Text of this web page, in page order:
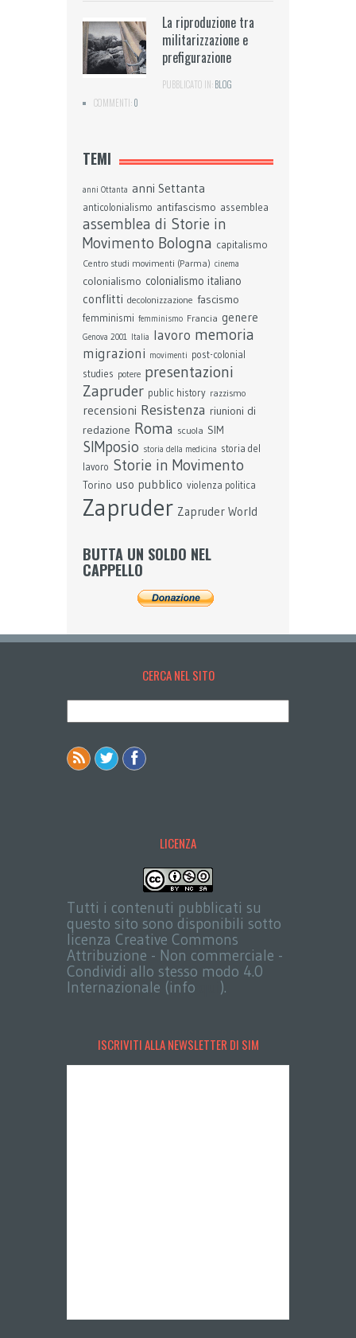
La riproduzione tra
militarizzazione e
prefigurazione
PUBBLICATO IN:BLOG
COMMENTI:0
TEMI
anni Ottanta anni Settanta
anticolonialismo antifascismo assemblea
assemblea di Storie in
Movimento Bologna capitalismo
Centro studi movimenti (Parma) cinema
colonialismo colonialismo italiano
conflitti decolonizzazione fascismo
femminismi femminismo Francia genere
Genova 2001 Italia lavoro memoria
migrazioni movimenti post-colonial
studies potere presentazioni
Zapruder public history razzismo
recensioni Resistenza riunioni di
redazione Roma scuola SIM
SIMposio storia della medicina storia del
lavoro Storie in Movimento
Torino uso pubblico violenza politica
Zapruder Zapruder World
BUTTA UN SOLDO NEL
CAPPELLO
CERCA NEL SITO
LICENZA
Tutti i contenuti pubblicati su
questo sito sono disponibili sotto
licenza Creative Commons
Attribuzione - Non commerciale -
Condividi allo stesso modo 4.0
Internazionale (info
).
ISCRIVITI ALLA NEWSLETTER DI SIM